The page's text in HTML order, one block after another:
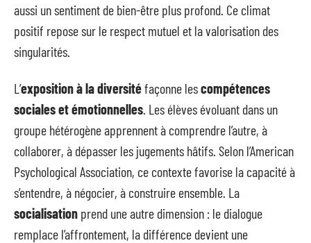
aussi un sentiment de bien-être plus profond. Ce climat
positif repose sur le respect mutuel et la valorisation des
singularités.
L’exposition à la diversitéfaçonne lescompétences
sociales et émotionnelles . Les élèves évoluant dans un
groupe hétérogène apprennent à comprendre l’autre, à
collaborer, à dépasser les jugements hâtifs. Selon l’American
Psychological Association, ce contexte favorise la capacité à
s’entendre, à négocier, à construire ensemble. La
socialisation prend une autre dimension : le dialogue
remplace l’affrontement, la différence devient une